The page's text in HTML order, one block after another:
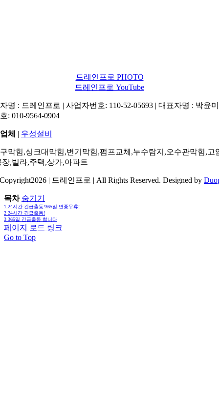
드레인프로 PHOTO
드레인프로 YouTube
명 : 드레인프로 | 사업자번호: 110-52-05693 | 대표자명 : 박윤
: 010-9564-0904
체 | 우성설비
막힘,싱크대막힘,변기막힘,펌프교체,누수탐지,오수관막힘,고
장,빌라,주택,상가,아파트
| 드레인프로 | All Rights Reserved. Designed by
목차 숨기기
1 24시간 긴급출동!365일 연중무휴!
2 24시간 긴급출동!
3 365일 긴급출동 합니다
페이지 로드 링크
Go to Top